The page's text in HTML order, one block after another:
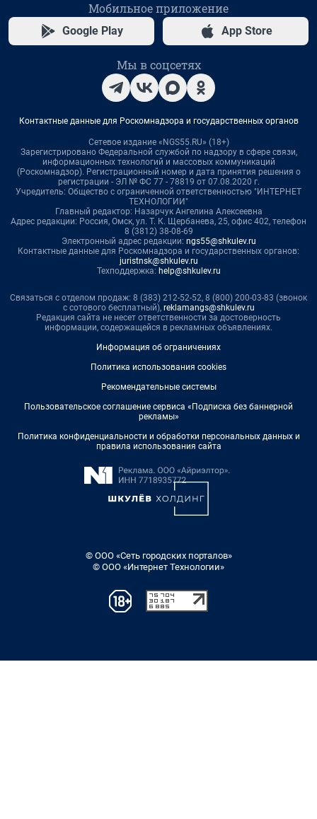
Мобильное приложение
Google Play App Store
Мы в соцсетях
Контактные данные для Роскомнадзора и государственных органов
Сетевое издание «NGS55.RU» (18+)
Зарегистрировано Федеральной службой по надзору в сфере связи,
информационных технологий и массовых коммуникаций
(Роскомнадзор). Регистрационный номер и дата принятия решения о
регистрации - ЭЛ № ФС 77 - 78819 от 07.08.2020 г.
Учредитель: Общество с ограниченной ответственностью "ИНТЕРНЕТ
ТЕХНОЛОГИИ"
Главный редактор: Назарчук Ангелина Алексеевна
Адрес редакции: Россия, Омск, ул. Т. К. Щербанева, 25, офис 402, телефон
8 (3812) 38-08-69
Электронный адрес редакции: ngs55@shkulev.ru
Контактные данные для Роскомнадзора и государственных органов:
juristnsk@shkulev.ru
Техподдержка: help@shkulev.ru
Связаться с отделом продаж: 8 (383) 212-52-52, 8 (800) 200-03-83 (звонок
с сотового бесплатный), reklamangs@shkulev.ru
Редакция сайта не несет ответственности за достоверность
информации, содержащейся в рекламных объявлениях.
Информация об ограничениях
Политика использования cookies
Рекомендательные системы
Пользовательское соглашение сервиса «Подписка без баннерной
рекламы»
Политика конфиденциальности и обработки персональных данных и
правила использования сайта
© ООО «Сеть городских порталов»
© ООО «Интернет Технологии»